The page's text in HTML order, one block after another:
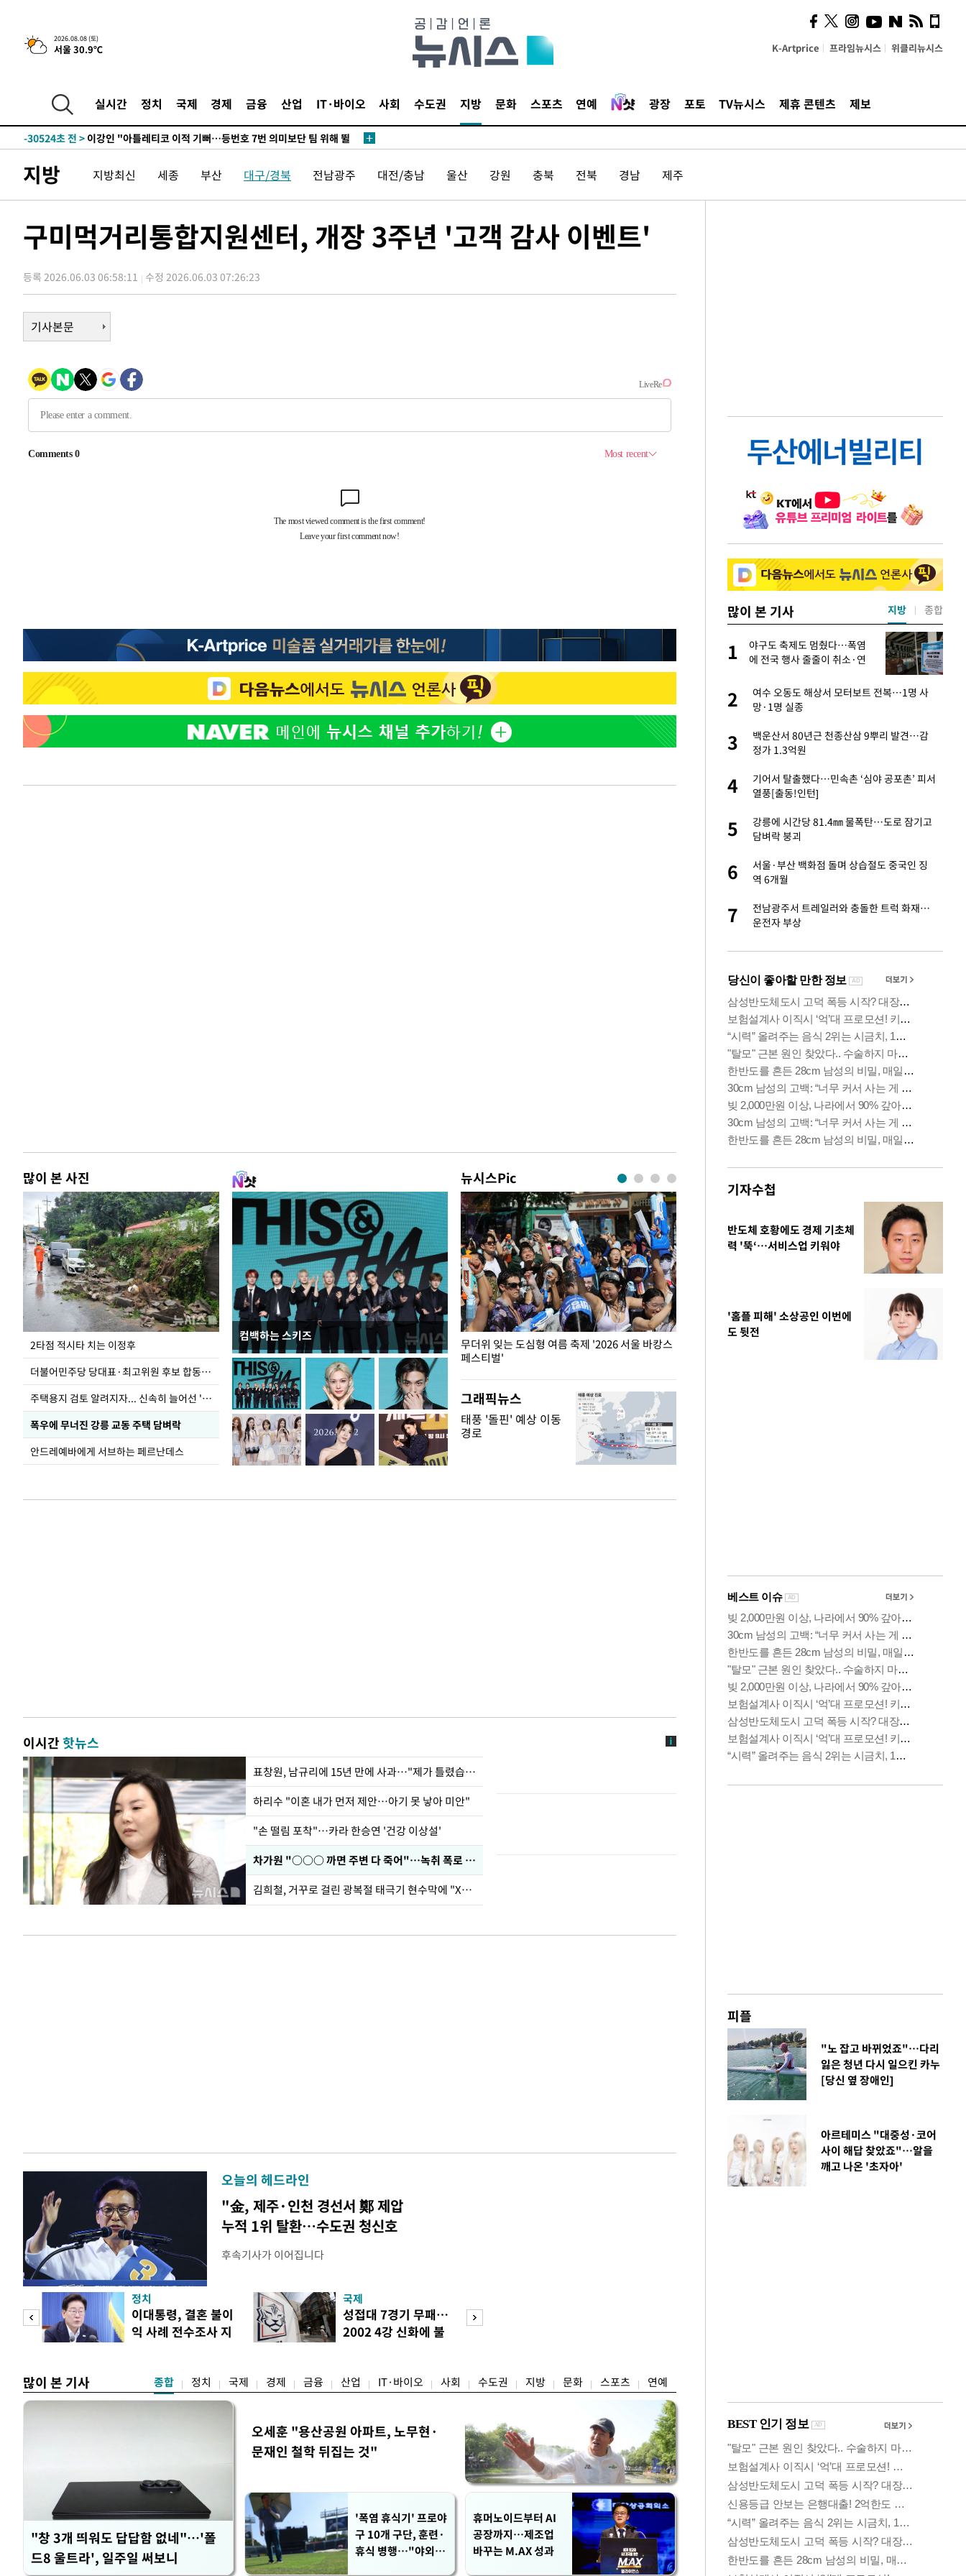
2026.08.08 (토)
서울 30.9℃ K-Artprice 프라임뉴시스 위클리뉴시스
실시간 정치 국제 경제 금융 산업 IT·바이오 사회 수도권 지방 문화 스포츠 연예 광장 포토 TV뉴시스 제휴 콘텐츠 제보
5시간 전 >[속보]뉴욕증시 상승 마감…S&P 0.6% 나스닥 1.3%↑
-31755초 전 >
청래 44.56%
-30990초 전 >
[속보]與 대표 경선 제주·인천 당원투표…金 47.75%·鄭
42.08%·宋 10.17%
-30524초 전 >
것"
-30459초 전 > [속보]與 당대표 경선, 제주·인천 권리당원 투표 김민석 승리
-23503초 전 >
[속보]이강인 "감독님이 원하는 마음 느꼈고, 많은 트로피 원해 아
틀레티코 이적"
-23285초 전 >수도권 40도 육박 '펄펄'…동해안 일부 지역엔 호의주의보
-16199초 전 >강릉에 시간당 81.4㎜ 물폭탄…도로 잠기고 담벼락 붕괴
-10016초 전 >선재도서 해루질 나섰다 실종 60대, 닷새 만에 숨진 채 발견
-6926초 전 >
여수 오동도 해상서 모터보트 전복…1명 사망·1명 실종
-3153초 전 >극한폭염 한풀 꺾이지만…'낮 최고 35도' 무더위, 열대야 계속[다음
21분 전 >[속보]'압수수색·성접대 논란' 축구협회 "실망과 걱정 안겨드려 죄송"
3시간 전 >'최고 37도' 폭염 지속…강원동해안 최대 150㎜ 비
5시간 전 >[속보]뉴욕증시 상승 마감…S&P 0.6% 나스닥 1.3%↑
한민수·김용 순
-31708초 전 >
이강인 "아틀레티코 이적 기뻐…등번호 7번 의미보단 팀 위해 뛸
[속보]與 당대표 경선, 제주·인천 권리당원 투표 김민석 승리
낮 최고 35도 '무더위'…동해안 시간당 30㎜ '강한 비'[내일날씨]
-12306초 전 >
백운산서 80년근 천종산삼 9뿌리 발견…감정가 1.3억원
-10016초 전 >선재도서 해루질 나섰다 실종 60대, 닷새 만에 숨진 채 발견
-7550초 전 > 남자 농구, 나고야 아시안게임서 '홈팀' 일본과 한일전
-6926초 전 >여수 오동도 해상서 모터보트 전복…1명 사망·1명 실종
-3153초 전 >
극한폭염 한풀 꺾이지만…'낮 최고 35도' 무더위, 열대야 계속[다음
주 날씨]
-171초 전 >
축구협회 "압수수색·성접대 논란 사과…쇄신의 기회로 삼겠다"
3시간 전 >'최고 37도' 폭염 지속…강원동해안 최대 150㎜ 비
지방 지방최신 세종 부산 대구/경북 전남광주 대전/충남 울산 강원 충북 전북 경남 제주
구미먹거리통합지원센터, 개장 3주년 '고객 감사 이벤트'
등록 2026.06.03 06:58:11 수정 2026.06.03 07:26:23
기사본문
많이 본 사진
2타점 적시타 치는 이정후
더불어민주당 당대표·최고위원 후보 합동연설회
주택용지 검토 알려지자... 신속히 늘어선 '근조화환'
폭우에 무너진 강릉 교동 주택 담벼락
안드레예바에게 서브하는 페르난데스
컴백하는 스키즈
뉴시스Pic
청와대 일주일
무더위 잊는 도심형 여름 축제 '2026 서울 바캉스
페스티벌'
이번주 국회에
그래픽뉴스
태풍 '돌핀' 예상 이동
경로
이시간핫뉴스
표창원, 남규리에 15년 만에 사과…"제가 틀렸습니다"
하리수 "이혼 내가 먼저 제안…아기 못 낳아 미안"
"손 떨림 포착"…카라 한승연 '건강 이상설'
차가원 "○○○ 까면 주변 다 죽어"…녹취 폭로 파장
김희철, 거꾸로 걸린 광복절 태극기 현수막에 "X돌았네"
오늘의 헤드라인
"金, 제주·인천 경선서 鄭 제압
누적 1위 탈환…수도권 청신호
후속기사가 이어집니다
정치
이대통령, 결혼 불이
익 사례 전수조사 지
국제
성접대 7경기 무패…
2002 4강 신화에 불
많이 본 기사 종합 정치 국제 경제 금융 산업 IT·바이오 사회 수도권 지방 문화 스포츠 연예
"창 3개 띄워도 답답함 없네"…'폴
드8 울트라', 일주일 써보니
오세훈 "용산공원 아파트, 노무현·
문재인 철학 뒤집는 것"
'폭염 휴식기' 프로야
구 10개 구단, 훈련·
휴식 병행…"야외 훈
휴머노이드부터 AI
공장까지…제조업
바꾸는 M.AX 성과
많이 본 기사
"창 3개 띄워도 답답함 없
네"…'폴드8 울트라', 일주일
써보니
2
학 뒤집는 것"
3
'폭염 휴식기' 프로야구 10개 구단, 훈련·휴
식 병행…"야외 훈련 해도 안전 최우선"
4
1
야구도 축제도 멈췄다…폭염
에 전국 행사 줄줄이 취소·연
2
여수 오동도 해상서 모터보트 전복…1명 사
망·1명 실종
3
백운산서 80년근 천종산삼 9뿌리 발견…감
정가 1.3억원
4
기어서 탈출했다…민속촌 ‘심야 공포촌’ 피서
열풍[출동!인턴]
5
강릉에 시간당 81.4㎜ 물폭탄…도로 잠기고
담벼락 붕괴
6
서울·부산 백화점 돌며 상습절도 중국인 징
역 6개월
7
전남광주서 트레일러와 충돌한 트럭 화재…
운전자 부상
지방 종합
기자수첩
반도체 호황에도 경제 기초체
력 '뚝‘…서비스업 키워야
'홈플 피해' 소상공인 이번에
도 뒷전
피플
"노 잡고 바뀌었죠"…다리
잃은 청년 다시 일으킨 카누
[당신 옆 장애인]
아르테미스 "대중성·코어
사이 해답 찾았죠"…알을
깨고 나온 '초자아'